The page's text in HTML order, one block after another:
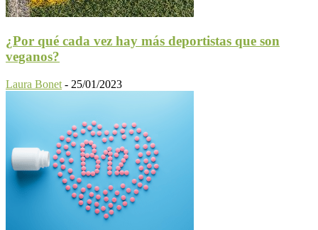
¿Por qué cada vez hay más deportistas que son
veganos?
Laura Bonet - 25/01/2023